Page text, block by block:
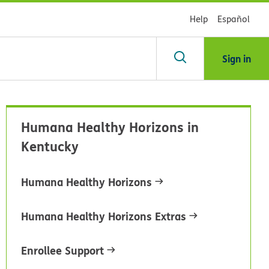
Help Español
Sign in
Humana Healthy Horizons in
Kentucky
Humana Healthy Horizons
Humana Healthy Horizons Extras
Enrollee Support